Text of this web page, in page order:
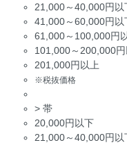
21,000～40,000円以
41,000～60,000円以
61,000～100,000円
101,000～200,000
201,000円以上
※税抜価格
> 帯
20,000円以下
21,000～40,000円以